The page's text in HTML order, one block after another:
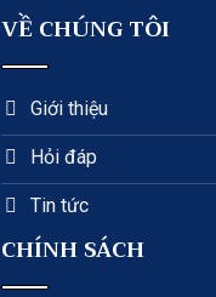
VỀ CHÚNG TÔI
Giới thiệu
Hỏi đáp
Tin tức
CHÍNH SÁCH